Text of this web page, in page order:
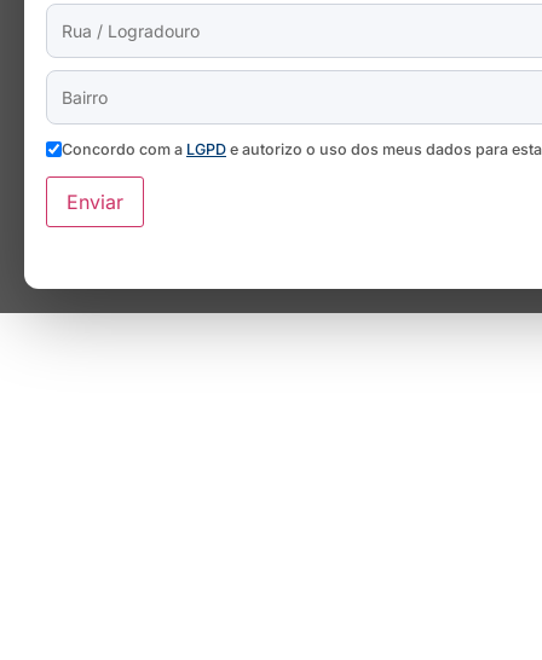
Concordo com a LGPD e autorizo o uso dos meus dados para
Enviar